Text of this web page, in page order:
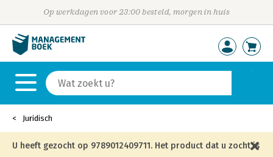
Op werkdagen voor 23:00 besteld, morgen in huis
Juridisch
U heeft gezocht op 9789012409711. Het product dat u zocht is